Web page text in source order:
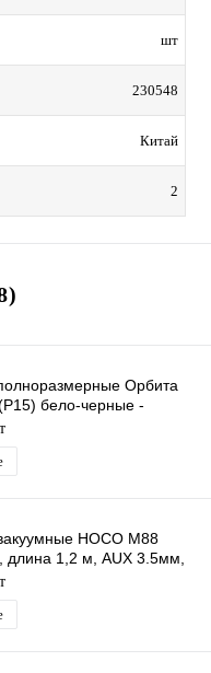
шт
230548
Китай
2
Орбита
бело-черные -
FM, TF, AUX)
HOCO M88
длина 1,2 м, AUX 3.5мм,